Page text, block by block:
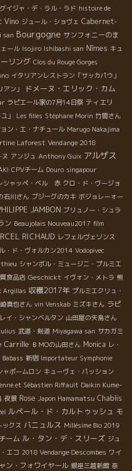
イジャ・デ・ラル・ラド histoire de
Vino ジュール・ショヴェ Cabernet-
san Bourgogne サンフォニーのま
ール Isojiro Ishibashi san Nîmes キュ
リング Clos du Rouge Gorges
イタリアンレストラン「サッカパウ」
ン」 ドメーヌ・エリック・カム
ラピエール家の7月14日祭 ティエリ
」 Les filles Stéphane Morin 竹間さん
ン・エ・ナチュール Marugo Nakajima
Laforest Vendange 2018
アンジュ Anthony Guix アルザス
CPVチーム Douro singapour
シャッペ・ベル 赤 クロ・ド・ヴージョ
石川さん ブジーグのカキ ボジョレーォー
JAMBON ブリュノー・シュラ
ン Beaujolais Nouveau2017 film
RICHAUD レフェルヴェソンス
・ド・ヴォルカン2014 Vodopivec
シャンボル・ミュージニ・プルミエ
食品店 Geschickt イヴォン・メトラ 熊
Argillas 収穫2017年 プルミエクリュ・
真也さん vin Venskab ミズキさん ラピ
イ・シャンベルタン 山田屋の矢島さん
武道・剣道 Miyagawa san サカガミ
Carrille ＢＭОの山田さん Monica レ・
Babass 新宿 Importateur Symphonie
ャポームロン キューヴェ・パッション
et Sébastien Riffault Daikin Kume-
夜景 Rose Japon Hamamatsu Chablis
ルペール・ド・カルトゥッシュ モ
ックス バニュルス Millésime Bio 2019
ーム ル・タン・デ・スリーズ ジュ
エコ 2018 Vendange Descombes ワイ
ン・フォワイヤール 銀座三越新館 奈